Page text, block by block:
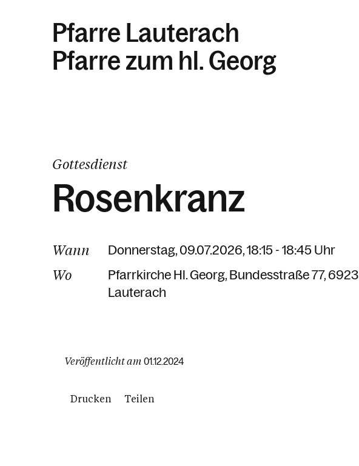
Pfarre Lauterach
Pfarre zum hl. Georg
Gottesdienst
Rosenkranz
Wann Donnerstag, 09.07.2026, 18:15 - 18:45 Uhr
Wo Pfarrkirche Hl. Georg Bundesstraße 77 6923
Lauterach
Veröffentlicht am 01.12.2024
Drucken Teilen